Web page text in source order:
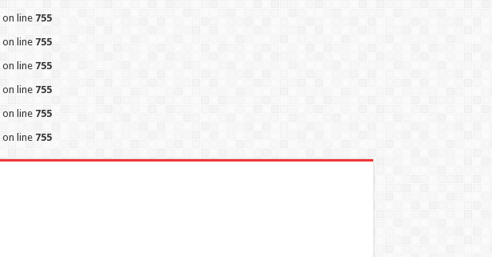
on line 755
on line 755
on line 755
on line 755
on line 755
on line 755